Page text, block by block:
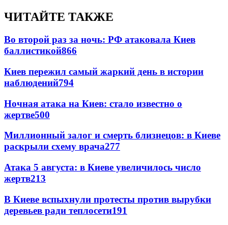
ЧИТАЙТЕ ТАКЖЕ
Во второй раз за ночь: РФ атаковала Киев
баллистикой866
Киев пережил самый жаркий день в истории
наблюдений794
Ночная атака на Киев: стало известно о
жертве500
Миллионный залог и смерть близнецов: в Киеве
раскрыли схему врача277
Атака 5 августа: в Киеве увеличилось число
жертв213
В Киеве вспыхнули протесты против вырубки
деревьев ради теплосети191